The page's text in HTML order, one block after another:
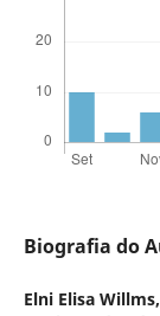
Biografia do
Elni Elisa Willms,